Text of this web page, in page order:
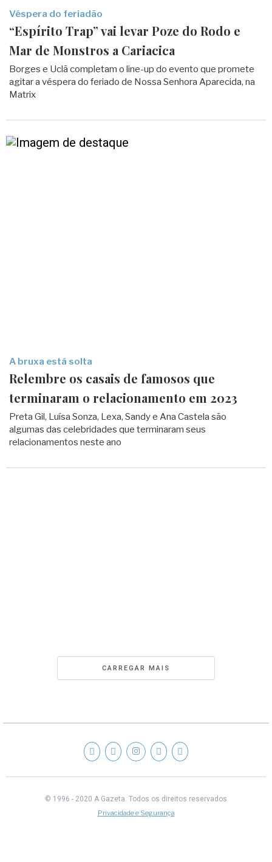
Véspera do feriadão
“Espírito Trap” vai levar Poze do Rodo e
Mar de Monstros a Cariacica
Borges e Uclã completam o line-up do evento que promete
agitar a véspera do feriado de Nossa Senhora Aparecida, na
Matrix
A bruxa está solta
Relembre os casais de famosos que
terminaram o relacionamento em 2023
Preta Gil, Luísa Sonza, Lexa, Sandy e Ana Castela são
algumas das celebridades que terminaram seus
relacionamentos neste ano
CARREGAR MAIS
© 1996 - 2020 A Gazeta. Todos os direitos reservados
Privacidade e Segurança